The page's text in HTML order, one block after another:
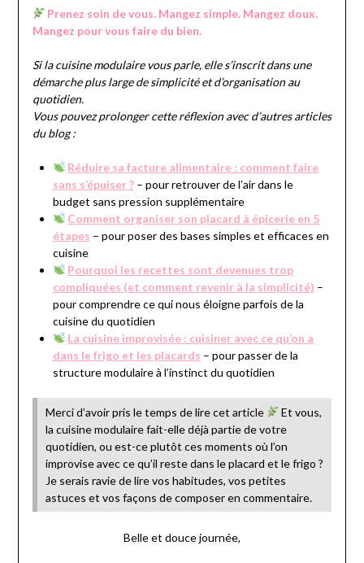
Prenez soin de vous. Mangez simple. Mangez doux.
Mangez pour vous faire du bien.
Si la cuisine modulaire vous parle, elle s’inscrit dans une
démarche plus large de simplicité et d’organisation au
quotidien.
Vous pouvez prolonger cette réflexion avec d’autres articles
du blog :
Réduire sa facture alimentaire : comment faire
sans s’épuiser ?– pour retrouver de l’air dans le
budget sans pression supplémentaire
Comment organiser son placard à épicerie en 5
étapes – pour poser des bases simples et efficaces en
cuisine
Pourquoi les recettes sont devenues trop
compliquées (et comment revenir à la simplicité) –
pour comprendre ce qui nous éloigne parfois de la
cuisine du quotidien
La cuisine improvisée : cuisiner avec ce qu’on a
dans le frigo et les placards – pour passer de la
structure modulaire à l’instinct du quotidien
Merci d’avoir pris le temps de lire cet article
Et vous,
la cuisine modulaire fait-elle déjà partie de votre
quotidien, ou est-ce plutôt ces moments où l’on
improvise avec ce qu’il reste dans le placard et le frigo ?
Je serais ravie de lire vos habitudes, vos petites
astuces et vos façons de composer en commentaire.
Belle et douce journée,